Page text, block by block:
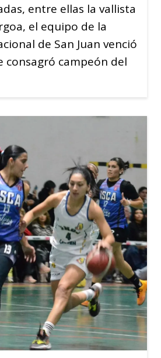
entre ellas la vallista
el equipo de la
de San Juan venció
consagró campeón del